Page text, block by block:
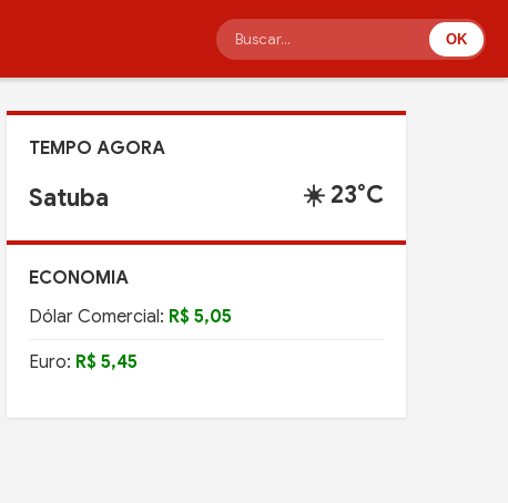
OK
TEMPO AGORA
Satuba ☀️ 23°C
ECONOMIA
Dólar Comercial: R$ 5,05
Euro: R$ 5,45